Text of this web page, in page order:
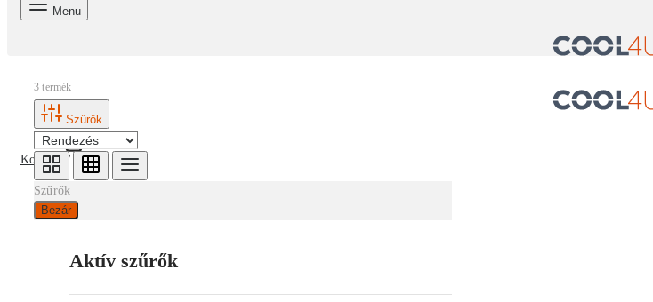
Menu
Kosár 0
3 termék
Szűrők
Szűrők
Bezár
Aktív szűrők